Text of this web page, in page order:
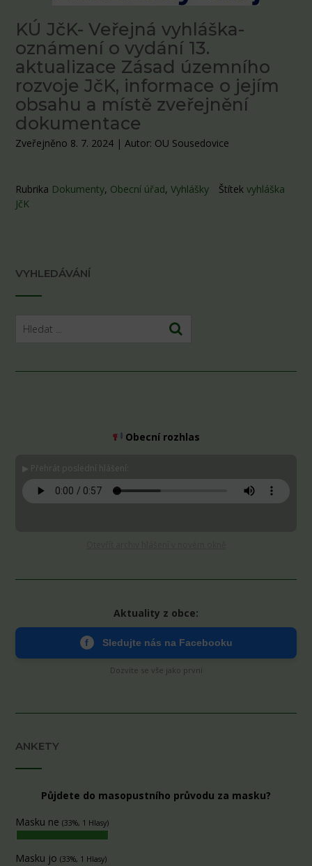
KÚ JčK- Veřejná vyhláška-
oznámení o vydání 13.
aktualizace Zásad územního
rozvoje JčK, informace o jejím
obsahu a místě zveřejnění
dokumentace
Zveřejněno 8. 7. 2024 | Autor: OU Sousedovice
Rubrika Dokumenty, Obecní úřad, Vyhlášky Štítek vyhláška
JčK
VYHLEDÁVÁNÍ
Obecní rozhlas
▶ Přehrát poslední hlášení:
Aktuality z obce:
f Sledujte nás na Facebooku
Dozvíte se vše jako první
ANKETY
Půjdete do masopustního průvodu za masku?
Masku ne (33%, 1 Hlasy)
Masku jo (33%, 1 Hlasy)